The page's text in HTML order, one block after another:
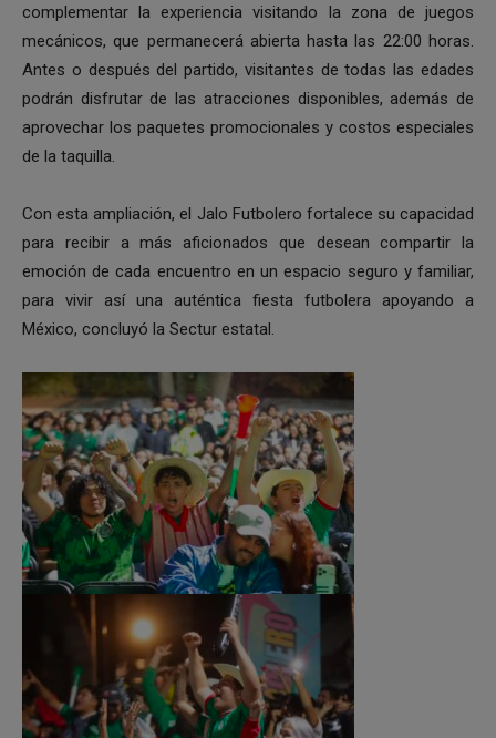
complementar la experiencia visitando la zona de juegos
mecánicos, que permanecerá abierta hasta las 22:00 horas.
Antes o después del partido, visitantes de todas las edades
podrán disfrutar de las atracciones disponibles, además de
aprovechar los paquetes promocionales y costos especiales
de la taquilla.
Con esta ampliación, el Jalo Futbolero fortalece su capacidad
para recibir a más aficionados que desean compartir la
emoción de cada encuentro en un espacio seguro y familiar,
para vivir así una auténtica fiesta futbolera apoyando a
México, concluyó la Sectur estatal.